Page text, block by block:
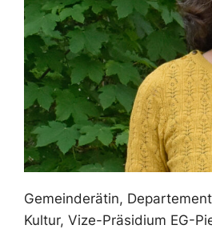
Gemeinderätin,
Kultur, Vize-Präsidium EG-